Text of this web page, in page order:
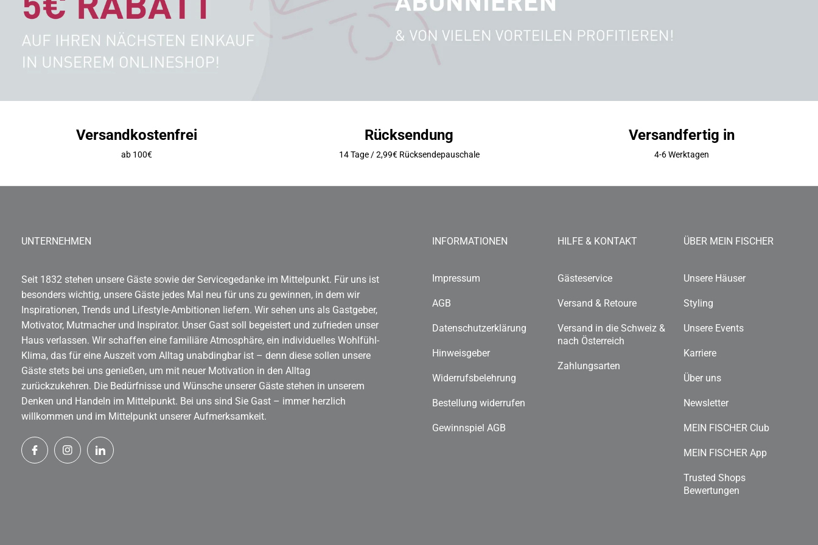
Versandkostenfrei
ab 100€
Rücksendung
14 Tage / 2,99€ Rücksendepauschale
Versandfertig in
4-6 Werktagen
UNTERNEHMEN
Seit 1832 stehen unsere Gäste sowie der Servicegedanke im Mittelpunkt. Für uns ist
besonders wichtig, unsere Gäste jedes Mal neu für uns zu gewinnen, in dem wir
Inspirationen, Trends und Lifestyle-Ambitionen liefern. Wir sehen uns als Gastgeber,
Motivator, Mutmacher und Inspirator. Unser Gast soll begeistert und zufrieden unser
Haus verlassen. Wir schaffen eine familiäre Atmosphäre, ein individuelles Wohlfühl-
Klima, das für eine Auszeit vom Alltag unabdingbar ist – denn diese sollen unsere
Gäste stets bei uns genießen, um mit neuer Motivation in den Alltag
zurückzukehren. Die Bedürfnisse und Wünsche unserer Gäste stehen in unserem
Denken und Handeln im Mittelpunkt. Bei uns sind Sie Gast – immer herzlich
willkommen und im Mittelpunkt unserer Aufmerksamkeit.
INFORMATIONEN
Impressum
AGB
Datenschutzerklärung
Hinweisgeber
Widerrufsbelehrung
Bestellung widerrufen
Gewinnspiel AGB
HILFE & KONTAKT
Gästeservice
Versand & Retoure
Versand in die Schweiz &
nach Österreich
Zahlungsarten
ÜBER MEIN FISCHER
Unsere Häuser
Styling
Unsere Events
Karriere
Über uns
Newsletter
MEIN FISCHER Club
MEIN FISCHER App
Trusted Shops
Bewertungen